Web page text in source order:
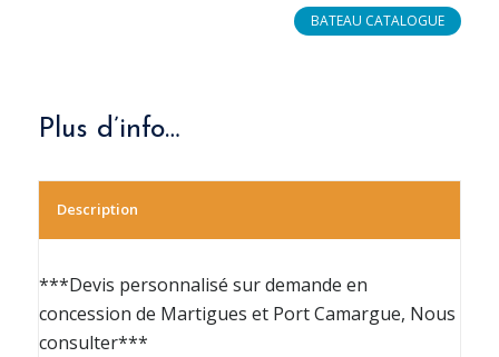
BATEAU CATALOGUE
Plus d’info…
Description
***Devis personnalisé sur demande en
concession de Martigues et Port Camargue, Nous
consulter***